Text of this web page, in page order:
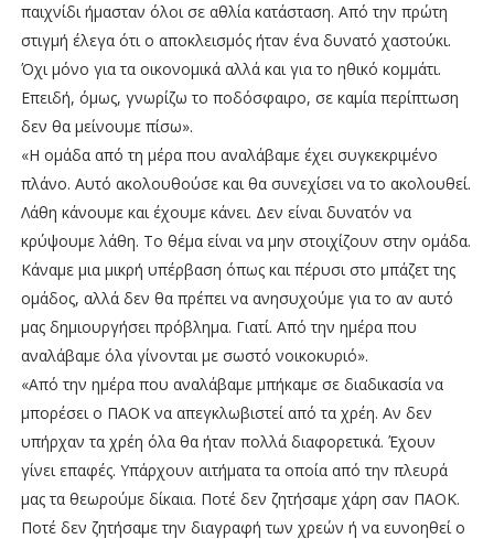
παιχνίδι ήμασταν όλοι σε αθλία κατάσταση. Από την πρώτη
στιγμή έλεγα ότι ο αποκλεισμός ήταν ένα δυνατό χαστούκι.
Όχι μόνο για τα οικονομικά αλλά και για το ηθικό κομμάτι.
Επειδή, όμως, γνωρίζω το ποδόσφαιρο, σε καμία περίπτωση
δεν θα μείνουμε πίσω».
«Η ομάδα από τη μέρα που αναλάβαμε έχει συγκεκριμένο
πλάνο. Αυτό ακολουθούσε και θα συνεχίσει να το ακολουθεί.
Λάθη κάνουμε και έχουμε κάνει. Δεν είναι δυνατόν να
κρύψουμε λάθη. Το θέμα είναι να μην στοιχίζουν στην ομάδα.
Κάναμε μια μικρή υπέρβαση όπως και πέρυσι στο μπάζετ της
ομάδος, αλλά δεν θα πρέπει να ανησυχούμε για το αν αυτό
μας δημιουργήσει πρόβλημα. Γιατί. Από την ημέρα που
αναλάβαμε όλα γίνονται με σωστό νοικοκυριό».
«Από την ημέρα που αναλάβαμε μπήκαμε σε διαδικασία να
μπορέσει ο ΠΑΟΚ να απεγκλωβιστεί από τα χρέη. Αν δεν
υπήρχαν τα χρέη όλα θα ήταν πολλά διαφορετικά. Έχουν
γίνει επαφές. Υπάρχουν αιτήματα τα οποία από την πλευρά
μας τα θεωρούμε δίκαια. Ποτέ δεν ζητήσαμε χάρη σαν ΠΑΟΚ.
Ποτέ δεν ζητήσαμε την διαγραφή των χρεών ή να ευνοηθεί ο